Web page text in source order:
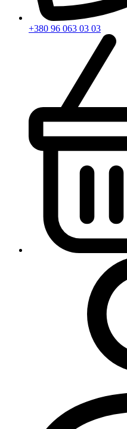
+380 96 063 03 03